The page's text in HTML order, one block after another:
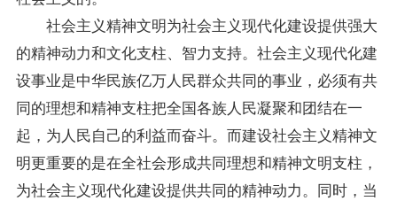
社会主义精神文明为社会主义现代化建设提供强大
的精神动力和文化支柱、智力支持。社会主义现代化建
设事业是中华民族亿万人民群众共同的事业，必须有共
同的理想和精神支柱把全国各族人民凝聚和团结在一
起，为人民自己的利益而奋斗。而建设社会主义精神文
明更重要的是在全社会形成共同理想和精神文明支柱，
为社会主义现代化建设提供共同的精神动力。同时，当